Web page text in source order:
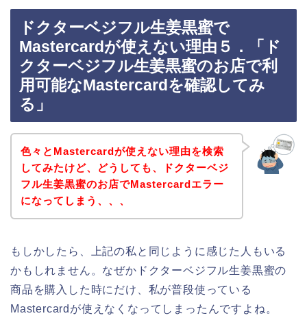
ドクターベジフル生姜黒蜜で
Mastercardが使えない理由５．「ド
クターベジフル生姜黒蜜のお店で利
用可能なMastercardを確認してみ
る」
色々とMastercardが使えない理由を検索
してみたけど、どうしても、ドクターベジ
フル生姜黒蜜のお店でMastercardエラー
になってしまう、、、
もしかしたら、上記の私と同じように感じた人もいる
かもしれません。なぜかドクターベジフル生姜黒蜜の
商品を購入した時にだけ、私が普段使っている
Mastercardが使えなくなってしまったんですよね。